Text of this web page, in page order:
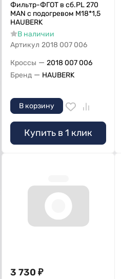
Фильтр-ФГОТ в сб.PL 270
MAN с подогревом М18*1,5
HAUBERK
В наличии
Артикул 2018 007 006
Кроссы — 2018 007 006
Бренд — HAUBERK
В корзину
Купить в 1 клик
3 730 ₽